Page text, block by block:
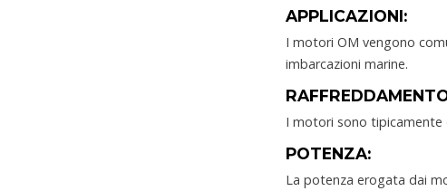
APPLICAZIONI:
I motori OM vengono
imbarcazioni marine.
I motori sono
POTENZA:
La potenza erogata dai